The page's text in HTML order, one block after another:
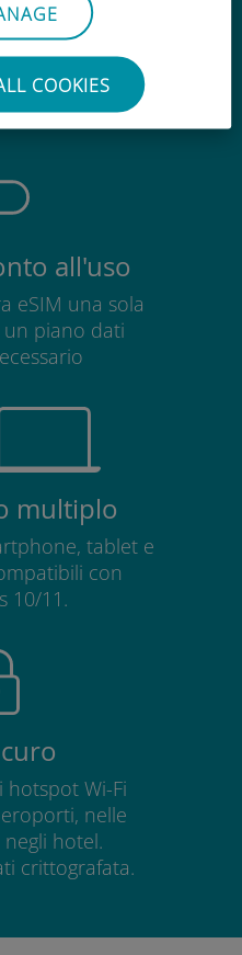
COOKIES
rimuovere la
esistente
all'uso
eSIM una sola
piano dati
multiplo
tablet e
con
10/11.
hotspot Wi-Fi
nelle
hotel.
crittografata.